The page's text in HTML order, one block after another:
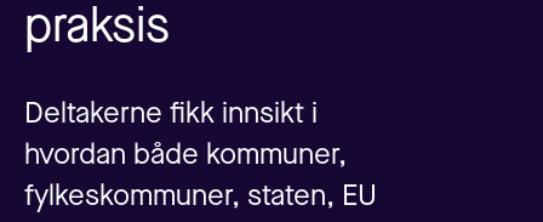
praksis
Deltakerne fikk innsikt i
hvordan både kommuner,
fylkeskommuner, staten, EU